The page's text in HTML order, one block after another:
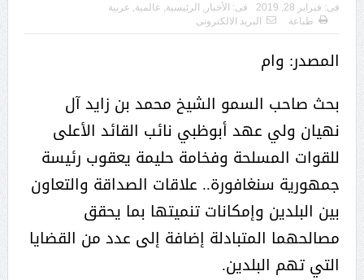
فى: فبراير 28, 2019 فى: الأخبار الرئيسية عالمية عربية
طباعة
البريد الالكترونى
المصدر: وام
بحث صاحب السمو الشيخ محمد بن زايد آل
نهيان ولي عهد أبوظبي نائب القائد الأعلى
للقوات المسلحة وفخامة حليمة يعقوب رئيسة
جمهورية سنغافورة.. علاقات الصداقة والتعاون
بين البلدين وإمكانات تنميتها بما يحقق
مصالحهما المتبادلة إضافة إلى عدد من القضايا
التي تهم البلدين.